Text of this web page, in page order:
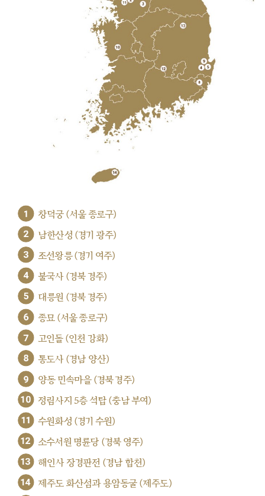
1 창덕궁 (서울 종로구)
2 남한산성 (경기 광주)
3 조선왕릉 (경기 여주)
4 불국사 (경북 경주)
5 대릉원 (경북 경주)
6 종묘 (서울 종로구)
7 고인돌 (인천 강화)
8 통도사 (경남 양산)
9 양동 민속마을 (경북 경주)
10 정림사지 5층 석탑 (충남 부여)
11 수원화성 (경기 수원)
12 소수서원 명륜당 (경북 영주)
13 해인사 장경판전 (경남 합천)
14 제주도 화산섬과 용암동굴 (제주도)